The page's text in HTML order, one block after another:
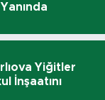
Yiğitler
İnşaatını